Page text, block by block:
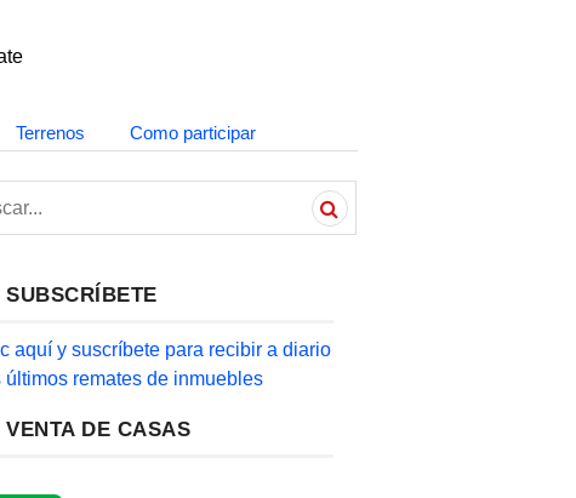
Terrenos Como participar
SUBSCRÍBETE
aquí y suscríbete para recibir a diario
últimos remates de inmuebles
VENTA DE CASAS